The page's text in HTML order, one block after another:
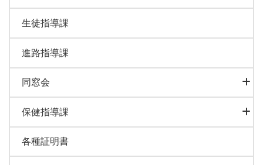
生徒指導課
進路指導課
同窓会
保健指導課
各種証明書